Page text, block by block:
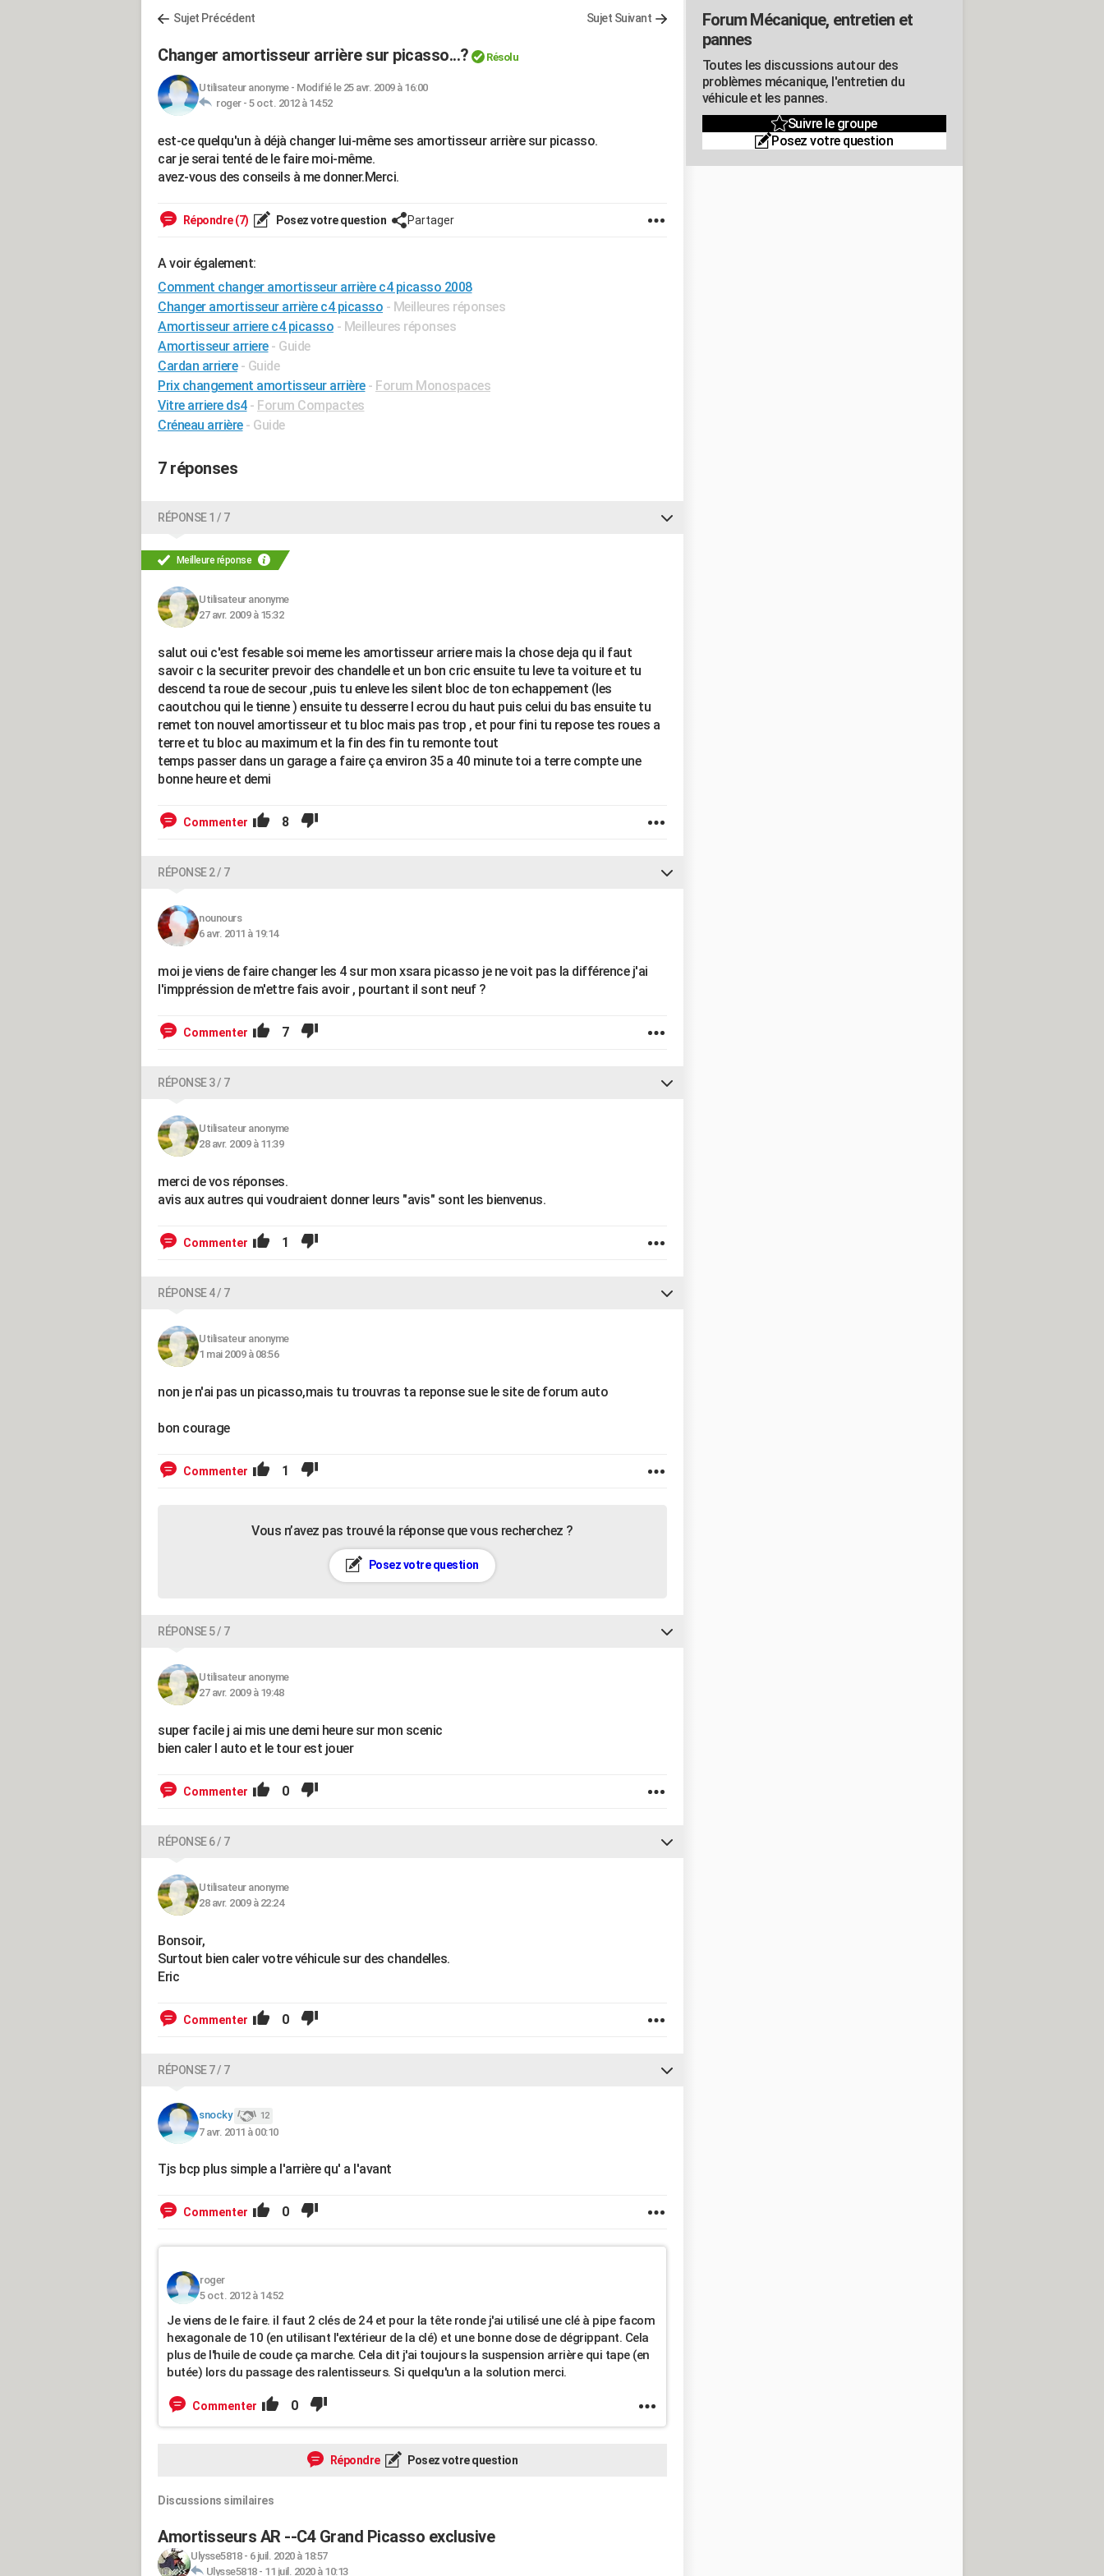
Sujet Précédent Sujet Suivant
Changer amortisseur arrière sur picasso...? Résolu
Utilisateur anonyme- Modifié le 25 avr. 2009 à 16:00
roger - 5 oct. 2012 à 14:52
est-ce quelqu'un à déjà changer lui-même ses amortisseur arrière sur picasso.
car je serai tenté de le faire moi-même.
avez-vous des conseils à me donner.Merci.
Répondre (7) Posez votre question Partager
A voir également:
Comment changer amortisseur arrière c4 picasso 2008
Changer amortisseur arrière c4 picasso - Meilleures réponses
Amortisseur arriere c4 picasso - Meilleures réponses
Amortisseur arriere - Guide
Cardan arriere - Guide
Prix changement amortisseur arrière - Forum Monospaces
Vitre arriere ds4 - Forum Compactes
Créneau arrière - Guide
7 réponses
RÉPONSE 1 / 7
Meilleure réponse
Utilisateur anonyme
27 avr. 2009 à 15:32
salut oui c'est fesable soi meme les amortisseur arriere mais la chose deja qu il faut
savoir c la securiter prevoir des chandelle et un bon cric ensuite tu leve ta voiture et tu
descend ta roue de secour ,puis tu enleve les silent bloc de ton echappement (les
caoutchou qui le tienne ) ensuite tu desserre l ecrou du haut puis celui du bas ensuite tu
remet ton nouvel amortisseur et tu bloc mais pas trop , et pour fini tu repose tes roues a
terre et tu bloc au maximum et la fin des fin tu remonte tout
temps passer dans un garage a faire ça environ 35 a 40 minute toi a terre compte une
bonne heure et demi
Commenter 8
RÉPONSE 2 / 7
nounours
6 avr. 2011 à 19:14
moi je viens de faire changer les 4 sur mon xsara picasso je ne voit pas la différence j'ai
l'imppréssion de m'ettre fais avoir , pourtant il sont neuf ?
Commenter 7
RÉPONSE 3 / 7
Utilisateur anonyme
28 avr. 2009 à 11:39
merci de vos réponses.
avis aux autres qui voudraient donner leurs "avis" sont les bienvenus.
Commenter 1
RÉPONSE 4 / 7
Utilisateur anonyme
1 mai 2009 à 08:56
non je n'ai pas un picasso,mais tu trouvras ta reponse sue le site de forum auto
bon courage
Commenter 1
Vous n’avez pas trouvé la réponse que vous recherchez ?
Posez votre question
RÉPONSE 5 / 7
Utilisateur anonyme
27 avr. 2009 à 19:48
super facile j ai mis une demi heure sur mon scenic
bien caler l auto et le tour est jouer
Commenter 0
RÉPONSE 6 / 7
Utilisateur anonyme
28 avr. 2009 à 22:24
Bonsoir,
Surtout bien caler votre véhicule sur des chandelles.
Eric
Commenter 0
RÉPONSE 7 / 7
snocky 12
7 avr. 2011 à 00:10
Tjs bcp plus simple a l'arrière qu' a l'avant
Commenter 0
roger
5 oct. 2012 à 14:52
Je viens de le faire. il faut 2 clés de 24 et pour la tête ronde j'ai utilisé une clé à pipe facom
hexagonale de 10 (en utilisant l'extérieur de la clé) et une bonne dose de dégrippant. Cela
plus de l'huile de coude ça marche. Cela dit j'ai toujours la suspension arrière qui tape (en
butée) lors du passage des ralentisseurs. Si quelqu'un a la solution merci.
Commenter 0
Répondre Posez votre question
Discussions similaires
Amortisseurs AR --C4 Grand Picasso exclusive
Ulysse5818- 6 juil. 2020 à 18:57
Ulysse5818- 11 juil. 2020 à 10:13
Forum Mécanique, entretien et
pannes
Toutes les discussions autour des
problèmes mécanique, l'entretien du
véhicule et les pannes.
Suivre le groupe
Posez votre question